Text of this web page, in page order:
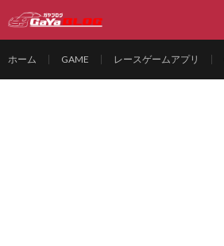
ホーム GAME レースゲームアプリ